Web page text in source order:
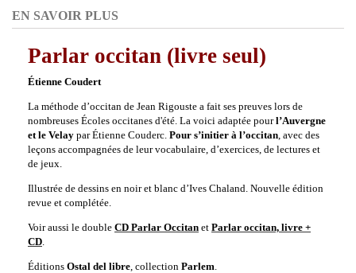
EN SAVOIR PLUS
Parlar occitan (livre seul)
Étienne Coudert
La méthode d’occitan de Jean Rigouste a fait ses preuves lors de
nombreuses Écoles occitanes d'été. La voici adaptée pourl’Auvergne
et le Velay par Étienne Couderc. Pour s’initier à l’occitan, avec des
leçons accompagnées de leur vocabulaire, d’exercices, de lectures et
de jeux.
Illustrée de dessins en noir et blanc d’Ives Chaland. Nouvelle édition
revue et complétée.
Voir aussi le double CD Parlar Occitan et Parlar occitan, livre +
CD.
Éditions Ostal del libre, collection Parlem.